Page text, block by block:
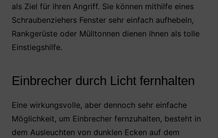
als Ziel für ihren Angriff. Sie können mithilfe eines
Schraubenziehers Fenster sehr einfach aufhebeln,
Rankgerüste oder Mülltonnen dienen ihnen als tolle
Einstiegshilfe.
Einbrecher durch Licht fernhalten
Eine wirkungsvolle, aber dennoch sehr einfache
Möglichkeit, um Einbrecher fernzuhalten, besteht in
dem Ausleuchten von dunklen Ecken auf dem